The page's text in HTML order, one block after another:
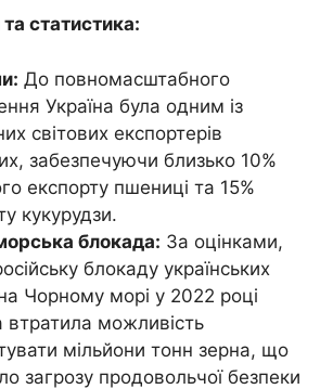
статистика:
До повномасштабного
Україна була одним із
світових експортерів
забезпечуючи близько 10%
експорту пшениці та 15%
кукурудзи.
блокада: За оцінками,
блокаду українських
Чорному морі у 2022 році
втратила можливість
мільйони тонн зерна, що
загрозу продовольчої безпеки